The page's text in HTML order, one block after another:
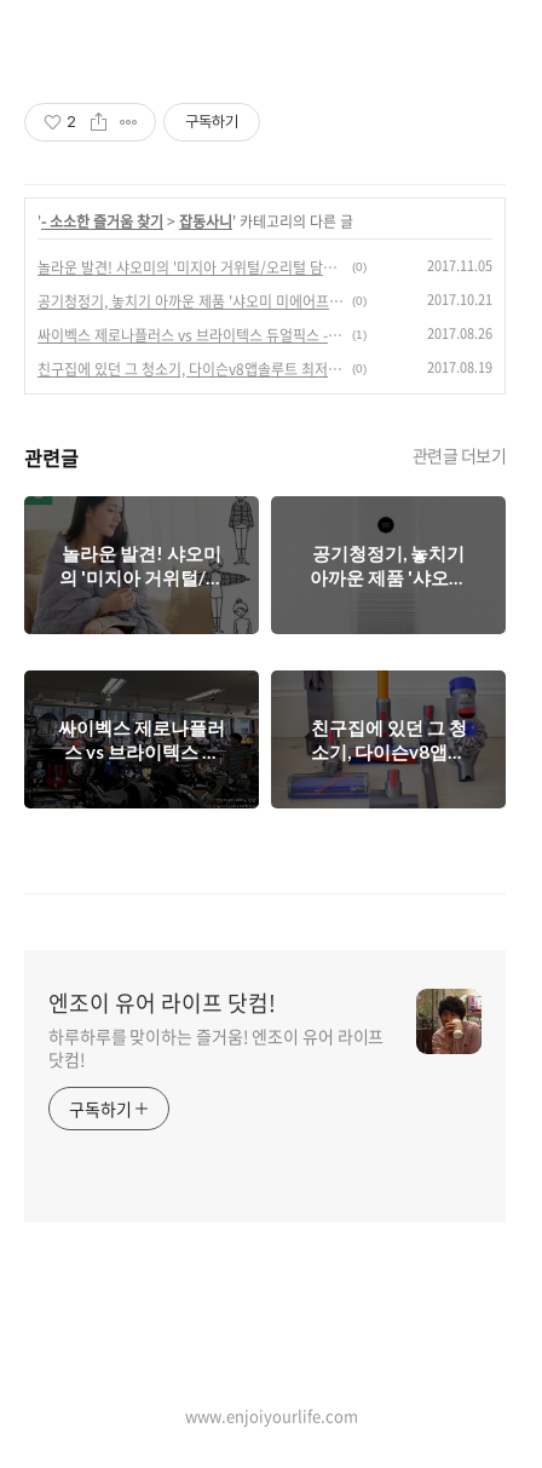
2 구독하기
'- 소소한 즐거움 찾기 > 잡동사니' 카테고리의 다른 글
놀라운 발견! 샤오미의 '미지아 거위털/오리털 담요', 겨울 필수 아이템? (0) 2017.11.05
공기청정기, 놓치기 아까운 제품 '샤오미 미에어프로' 핫딜! (0) 2017.10.21
싸이벡스 제로나플러스 vs 브라이텍스 듀얼픽스 - 회전형 카시트 정보(최저가) (1) 2017.08.26
친구집에 있던 그 청소기, 다이슨v8앱솔루트 최저가 직구로 득템! - 가격 정보(좌표) (0) 2017.08.19
관련글 관련글 더보기
놀라운 발견! 샤오미
의 '미지아 거위털/오
리털 담요', 겨울 필수
아이템?
공기청정기, 놓치기
아까운 제품 '샤오미
싸이벡스 제로나플러
스 vs 브라이텍스 듀
얼픽스 - 회전형 카시
트 정보(최저가)
친구집에 있던 그 청
소기, 다이슨v8앱솔
루트 최저가 직구로
득템! - 가격 정보(좌
엔조이 유어 라이프 닷컴!
하루하루를 맞이하는 즐거움! 엔조이 유어 라이프
닷컴!
구독하기
www.enjoiyourlife.com